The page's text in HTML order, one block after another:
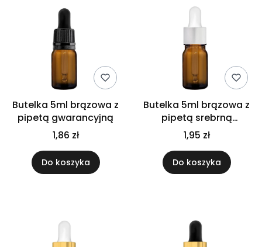
Butelka 5ml brązowa z
pipetą gwarancyjną
1,86 zł
Do koszyka
Butelka 5ml brązowa z
pipetą srebrną
matową
1,95 zł
Do koszyka